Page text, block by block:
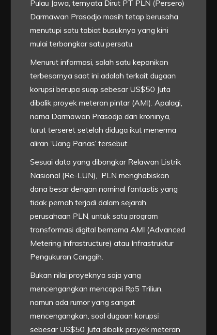
Pulau Jawa, ternyata Dirut PT PLN (Persero)
Darmawan Prasodjo masih tetap berusaha
menutupi satu tabiat busuknya yang kini
mulai terbongkar satu persatu.
Menurut informasi, salah satu kepanikan
terbesarnya saat ini adalah terkait dugaan
korupsi berupa suap sebesar US$50 Juta
dibalik proyek meteran pintar (AMI). Apalagi,
nama Darmawan Prasodjo dan kroninya,
turut terseret setelah diduga ikut menerma
aliran ‘Uang Panas’ tersebut.
Sesuai data yang dibongkar Relawan Listrik
Nasional (Re-LUN), PLN menghabiskan
dana besar dengan nominal fantastis yang
tidak pernah terjadi dalam sejarah
perusahaan PLN, untuk satu program
transformasi digital bernama AMI (Advanced
Metering Infrastructure) atau Infrastruktur
Pengukuran Canggih.
Bukan nilai proyeknya saja yang
mencengangkan mencapai Rp5 Triliun,
namun ada rumor yang sangat
mencengangkan, soal dugaan korupsi
sebesar US$50 Juta dibalik proyek meteran